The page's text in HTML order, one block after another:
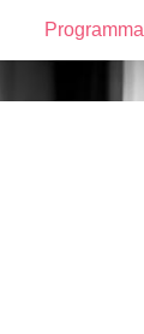
Programma